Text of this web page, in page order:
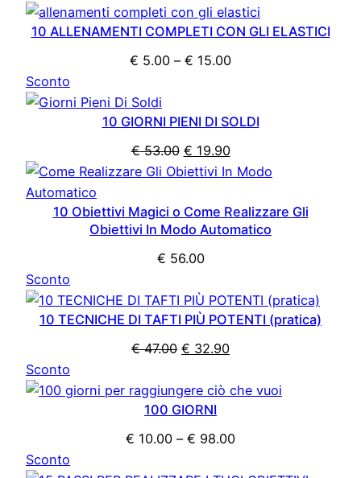
prezzo
originale
era:
prezzo
attuale
è:
10 ALLENAMENTI COMPLETI CON GLI ELASTICI
€ 5.00 – € 15.00Fascia
da
Sconto
in
offerta10 GIORNI PIENI DI SOLDI
€53.00 Il
prezzo
era:
€ 53.00.
€ 19.90Il
prezzo
è:
€ 19.90.
10 Obiettivi Magici o Come Realizzare Gli
Obiettivi In Modo Automatico
€ 56.00
Sconto
in
offerta
10 TECNICHE DI TAFTI PIÙ POTENTI (pratica)
€47.00 Il
originale
era:
€ 47.00.
€ 32.90Il
attuale
€ 32.90.
Sconto
in
100 GIORNI
€ 10.00 – € 98.00Fascia
Sconto